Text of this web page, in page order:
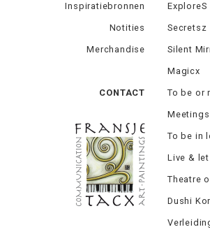
Inspiratiebronnen
Notities
Merchandise
CONTACT
ExploreS
Secretsz
Silent
Magicx
To be or
Meetings
To be in
Live &
Theatre
Dushi